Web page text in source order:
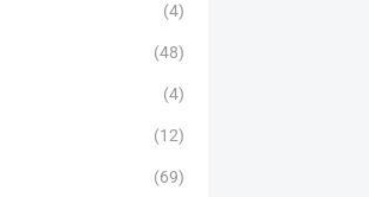
(4)
(48)
(4)
(12)
(69)